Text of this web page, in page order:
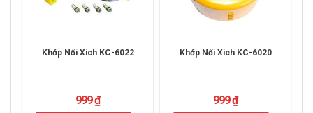
Khớp Nối Xích KC-6022
999₫
Khớp Nối Xích KC-6020
999₫